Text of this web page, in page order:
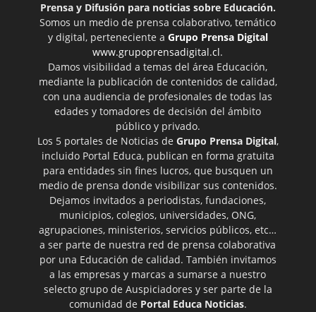
Prensa y Difusión para noticias sobre Educación.
Somos un medio de prensa colaborativo, temático
y digital, perteneciente a Grupo Prensa Digital
www.grupoprensadigital.cl.
Damos visibilidad a temas del área Educación,
mediante la publicación de contenidos de calidad,
con una audiencia de profesionales de todas las
edades y tomadores de decisión del ámbito
público y privado.
Los 5 portales de Noticias de Grupo Prensa Digital,
incluido Portal Educa, publican en forma gratuita
para entidades sin fines lucros, que busquen un
medio de prensa donde visibilizar sus contenidos.
Dejamos invitados a periodistas, fundaciones,
municipios, colegios, universidades, ONG,
agrupaciones, ministerios, servicios públicos, etc…
a ser parte de nuestra red de prensa colaborativa
por una Educación de calidad. También invitamos
a las empresas y marcas a sumarse a nuestro
selecto grupo de Auspiciadores y ser parte de la
comunidad de Portal Educa Noticias.